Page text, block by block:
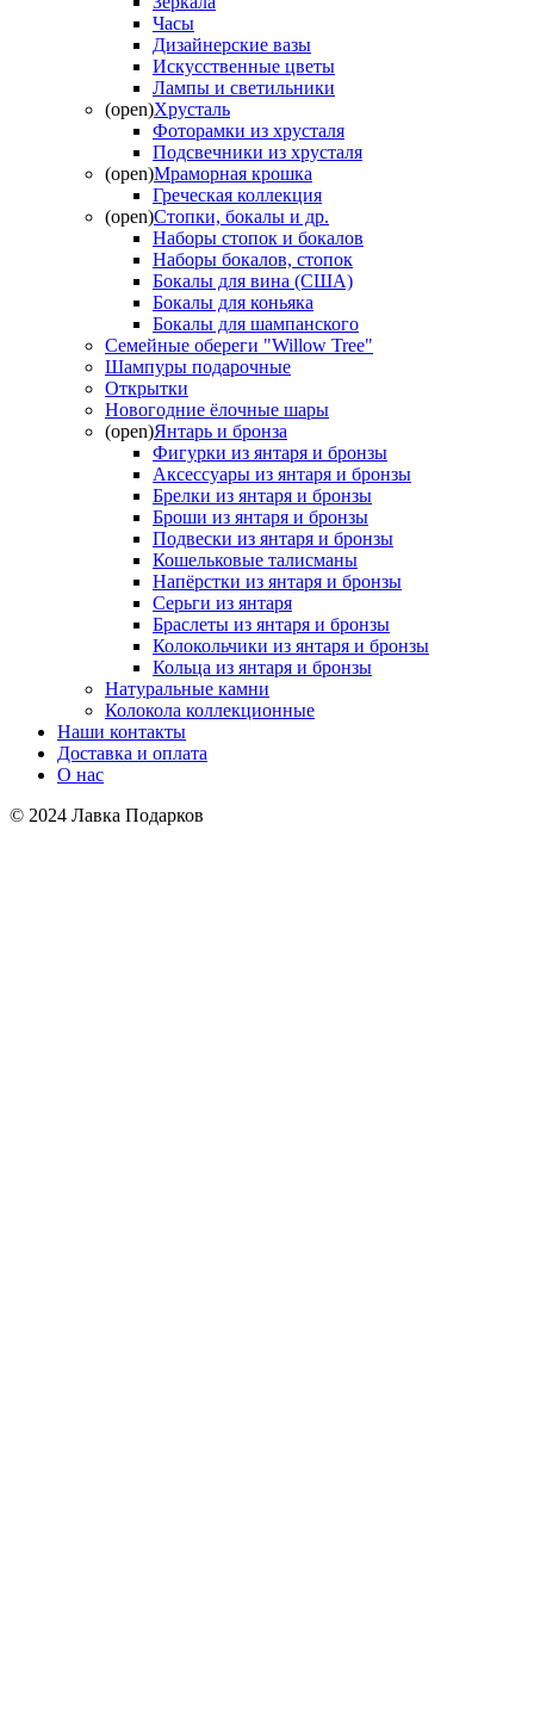
Часы
Дизайнерские вазы
Искусственные цветы
Лампы и светильники
(open)Хрусталь
Фоторамки из хрусталя
Подсвечники из хрусталя
(open)Мраморная крошка
Греческая коллекция
(open)Стопки, бокалы и др.
Наборы стопок и бокалов
Наборы бокалов, стопок
Бокалы для вина (США)
Бокалы для коньяка
Бокалы для шампанского
Семейные обереги "Willow Tree"
Шампуры подарочные
Открытки
Новогодние ёлочные шары
(open)Янтарь и бронза
Фигурки из янтаря и бронзы
Аксессуары из янтаря и бронзы
Брелки из янтаря и бронзы
Броши из янтаря и бронзы
Подвески из янтаря и бронзы
Кошельковые талисманы
Напёрстки из янтаря и бронзы
Серьги из янтаря
Браслеты из янтаря и бронзы
Колокольчики из янтаря и бронзы
Кольца из янтаря и бронзы
Натуральные камни
Колокола коллекционные
Наши контакты
Доставка и оплата
О нас
© 2024 Лавка Подарков